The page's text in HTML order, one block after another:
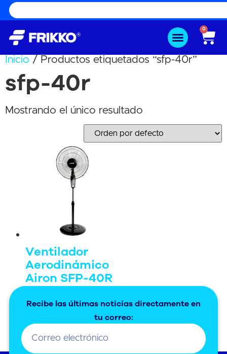
0
Inicio / Productos etiquetados “sfp-40r”
sfp-40r
Mostrando el único resultado
Ventilador
Aerodinámico
Airon SFP-40R
$ 902.00
Añadir al
Recibe las últimas noticias directamente en
tu correo: